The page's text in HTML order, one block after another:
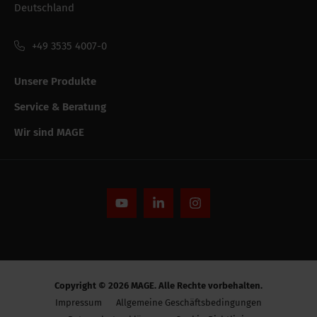
Verkaufsbreite
Verpackung der
260 mm
Leistungsfähigkeit
CE string -
Deutschland
+49 3535 4007-0
Unsere Produkte
Service & Beratung
Wir sind MAGE
Copyright © 2026 MAGE. Alle Rechte vorbehalten.
Impressum
Allgemeine Geschäftsbedingungen